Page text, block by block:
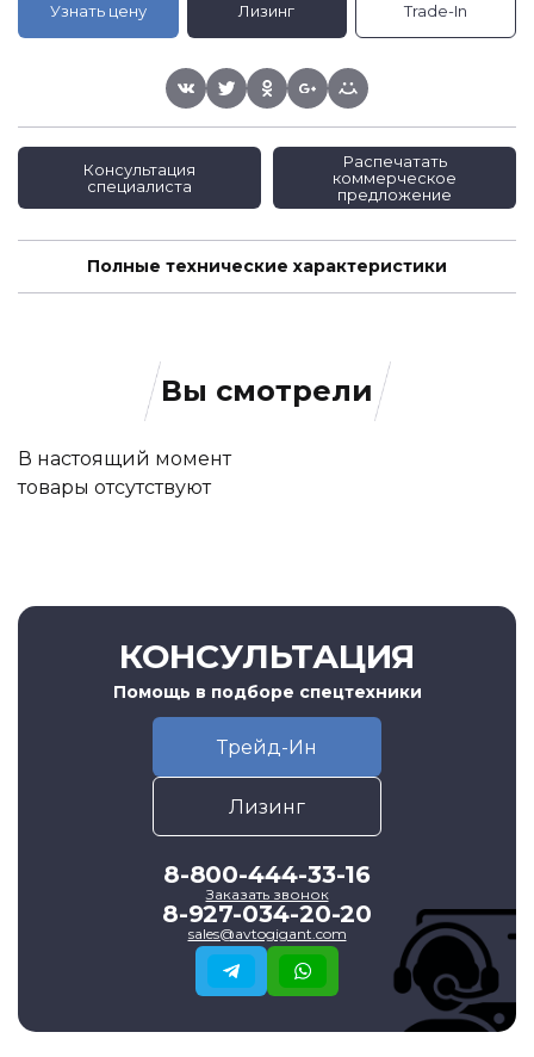
Узнать цену Лизинг Trade-In
Консультация
специалиста
Распечатать
коммерческое
предложение
Полные технические характеристики
Вы смотрели
В настоящий момент
товары отсутствуют
КОНСУЛЬТАЦИЯ
Помощь в подборе спецтехники
Трейд-Ин
Лизинг
8-800-444-33-16
Заказать звонок
8-927-034-20-20
sales@avtogigant.com